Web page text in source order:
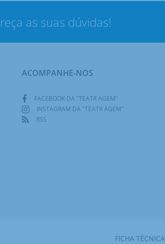
as suas dúvidas!
ACOMPANHE-NOS
FACEBOOK DA "TEATR AGEM"
INSTAGRAM DA "TEATR AGEM"
RSS
FICHA TÉCNICA